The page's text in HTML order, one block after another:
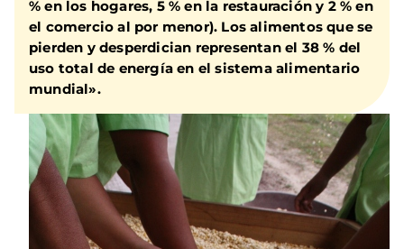
% en los hogares, 5 % en la restauración y 2 % en
el comercio al por menor). Los alimentos que se
pierden y desperdician representan el 38 % del
uso total de energía en el sistema alimentario
mundial».